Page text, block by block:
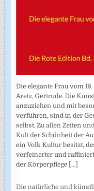
Die elegante Frau vom
Aretz, Gertrude. Die
anzuziehen und mit
verführen, sind in der
selbst. Zu allen Zeiten
Kult der Schönheit der
ein Volk Kultur besitzt,
verfeinerter und
der Körperpflege [...]
Die natürliche und